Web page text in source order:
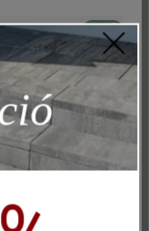
Aktív
Inaktív
Inaktív
Inaktív
Inaktív